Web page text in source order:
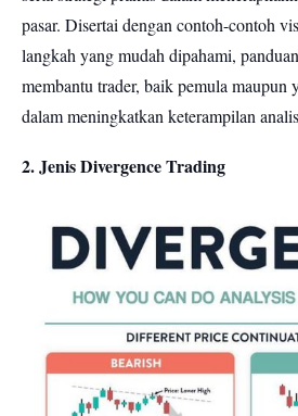
pasar. Disertai dengan contoh-contoh
langkah yang mudah dipahami,
membantu trader, baik pemula maupun
dalam meningkatkan keterampilan
2. Jenis Divergence Trading